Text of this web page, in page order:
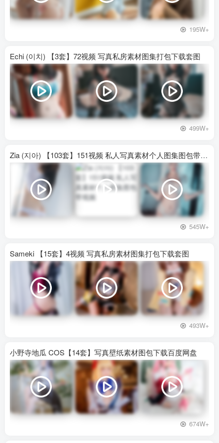
195W+
Echi (이치) 【3套】72视频 写真私房素材图集打包下载套图
499W+
Zia (지아) 【103套】151视频 私人写真素材个人图集图包带视频
545W+
Sameki 【15套】4视频 写真私房素材图集打包下载套图
493W+
小野寺地瓜 COS【14套】写真壁纸素材图包下载百度网盘
674W+